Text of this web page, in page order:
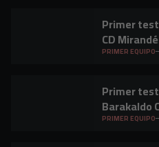
Primer
CD
PRIMER EQUIPO
Primer
Barakaldo
PRIMER EQUIPO